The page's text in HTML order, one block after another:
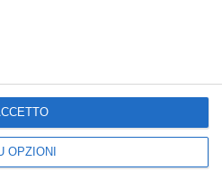
OPZIONI